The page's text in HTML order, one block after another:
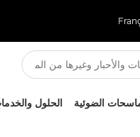
الضوئية الحلول